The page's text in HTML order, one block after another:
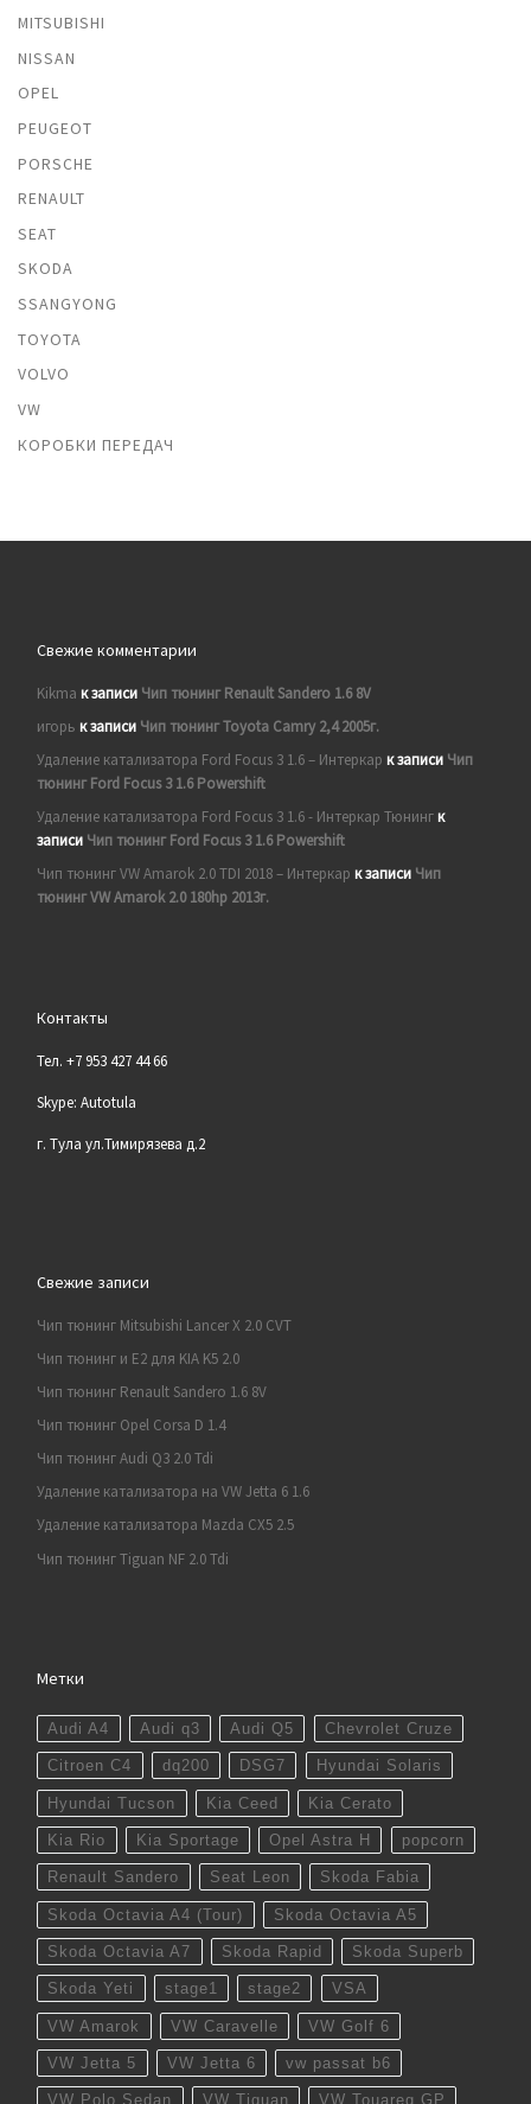
MITSUBISHI
NISSAN
OPEL
PEUGEOT
PORSCHE
RENAULT
SEAT
SKODA
SSANGYONG
TOYOTA
VOLVO
VW
КОРОБКИ ПЕРЕДАЧ
Свежие комментарии
Kikma к записи Чип тюнинг Renault Sandero 1.6 8V
игорь к записи Чип тюнинг Toyota Camry 2,4 2005г.
Удаление катализатора Ford Focus 3 1.6 – Интеркар к записи Чип
тюнинг Ford Focus 3 1.6 Powershift
Удаление катализатора Ford Focus 3 1.6 - Интеркар Тюнингк
записи Чип тюнинг Ford Focus 3 1.6 Powershift
Чип тюнинг VW Amarok 2.0 TDI 2018 – Интеркар к записи Чип
тюнинг VW Amarok 2.0 180hp 2013г.
Контакты
Тел. +7 953 427 44 66
Skype: Autotula
г. Тула ул.Тимирязева д.2
Свежие записи
Чип тюнинг Mitsubishi Lancer X 2.0 CVT
Чип тюнинг и E2 для KIA K5 2.0
Чип тюнинг Renault Sandero 1.6 8V
Чип тюнинг Opel Corsa D 1.4
Чип тюнинг Audi Q3 2.0 Tdi
Удаление катализатора на VW Jetta 6 1.6
Удаление катализатора Mazda CX5 2.5
Чип тюнинг Tiguan NF 2.0 Tdi
Метки
Audi A4 Audi q3 Audi Q5 Chevrolet Cruze
Citroen C4 dq200 DSG7 Hyundai Solaris
Hyundai Tucson Kia Ceed Kia Cerato
Kia Rio Kia Sportage Opel Astra H popcorn
Renault Sandero Seat Leon Skoda Fabia
Skoda Octavia A4 (Tour) Skoda Octavia A5
Skoda Octavia A7 Skoda Rapid Skoda Superb
Skoda Yeti stage1 stage2 VSA
VW Amarok VW Caravelle VW Golf 6
VW Jetta 5 VW Jetta 6 vw passat b6
VW Polo Sedan VW Tiguan VW Touareg GP